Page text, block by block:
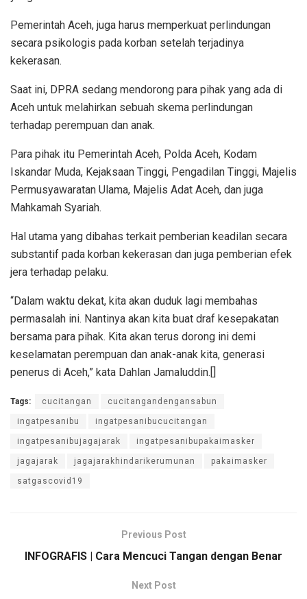
Pemerintah Aceh, juga harus memperkuat perlindungan
secara psikologis pada korban setelah terjadinya
kekerasan.
Saat ini, DPRA sedang mendorong para pihak yang ada di
Aceh untuk melahirkan sebuah skema perlindungan
terhadap perempuan dan anak.
Para pihak itu Pemerintah Aceh, Polda Aceh, Kodam
Iskandar Muda, Kejaksaan Tinggi, Pengadilan Tinggi, Majelis
Permusyawaratan Ulama, Majelis Adat Aceh, dan juga
Mahkamah Syariah.
Hal utama yang dibahas terkait pemberian keadilan secara
substantif pada korban kekerasan dan juga pemberian efek
jera terhadap pelaku.
“Dalam waktu dekat, kita akan duduk lagi membahas
permasalah ini. Nantinya akan kita buat draf kesepakatan
bersama para pihak. Kita akan terus dorong ini demi
keselamatan perempuan dan anak-anak kita, generasi
penerus di Aceh,” kata Dahlan Jamaluddin.[]
Tags: cucitangan cucitangandengansabun
ingatpesanibu ingatpesanibucucitangan
ingatpesanibujagajarak ingatpesanibupakaimasker
jagajarak jagajarakhindarikerumunan pakaimasker
satgascovid19
Previous Post
INFOGRAFIS | Cara Mencuci Tangan dengan Benar
Next Post